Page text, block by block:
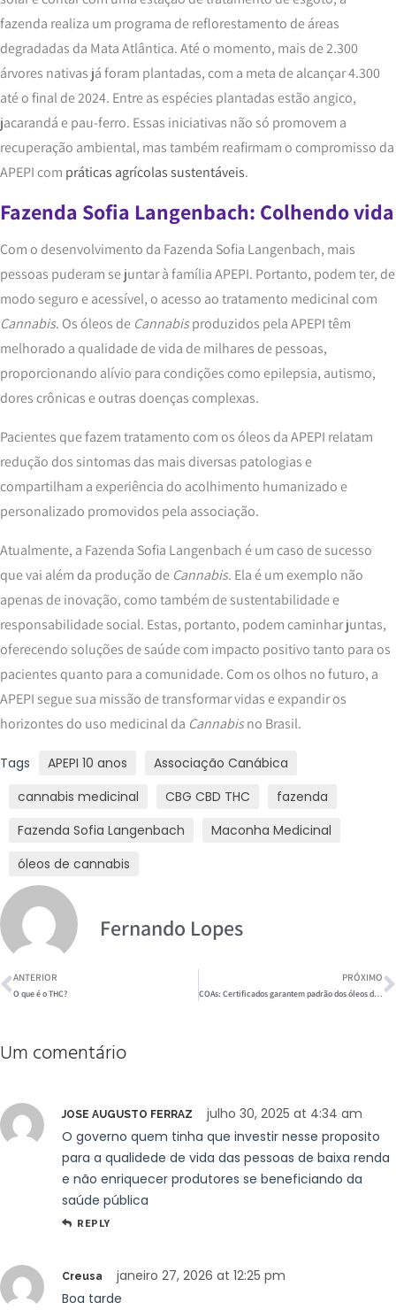
fazenda realiza um programa de reflorestamento de áreas
degradadas da Mata Atlântica. Até o momento, mais de 2.300
árvores nativas já foram plantadas, com a meta de alcançar 4.300
até o final de 2024. Entre as espécies plantadas estão angico,
jacarandá e pau-ferro. Essas iniciativas não só promovem a
recuperação ambiental, mas também reafirmam o compromisso da
APEPI com práticas agrícolas sustentáveis.
Fazenda Sofia Langenbach: Colhendo vida
Com o desenvolvimento da Fazenda Sofia Langenbach, mais
pessoas puderam se juntar à família APEPI. Portanto, podem ter, de
modo seguro e acessível, o acesso ao tratamento medicinal com
Cannabis. Os óleos de Cannabisproduzidos pela APEPI têm
melhorado a qualidade de vida de milhares de pessoas,
proporcionando alívio para condições como epilepsia, autismo,
dores crônicas e outras doenças complexas.
Pacientes que fazem tratamento com os óleos da APEPI relatam
redução dos sintomas das mais diversas patologias e
compartilham a experiência do acolhimento humanizado e
personalizado promovidos pela associação.
Atualmente, a Fazenda Sofia Langenbach é um caso de sucesso
que vai além da produção de Cannabis. Ela é um exemplo não
apenas de inovação, como também de sustentabilidade e
responsabilidade social. Estas, portanto, podem caminhar juntas,
oferecendo soluções de saúde com impacto positivo tanto para os
pacientes quanto para a comunidade. Com os olhos no futuro, a
APEPI segue sua missão de transformar vidas e expandir os
horizontes do uso medicinal da Cannabisno Brasil.
Tags APEPI 10 anos
Associação Canábica
cannabis medicinal
CBG CBD THC
fazenda
Fazenda Sofia Langenbach
Maconha Medicinal
óleos de cannabis
Fernando Lopes
ANTERIOR
O que é o THC?
PRÓXIMO
COAs: Certificados garantem padrão dos óleos da APEPI
Um comentário
JOSE AUGUSTO FERRAZ
julho 30, 2025 at 4:34 am
O governo quem tinha que investir nesse proposito
para a qualidede de vida das pessoas de baixa renda
e não enriquecer produtores se beneficiando da
saúde pública
REPLY
Creusa
janeiro 27, 2026 at 12:25 pm
Boa tarde